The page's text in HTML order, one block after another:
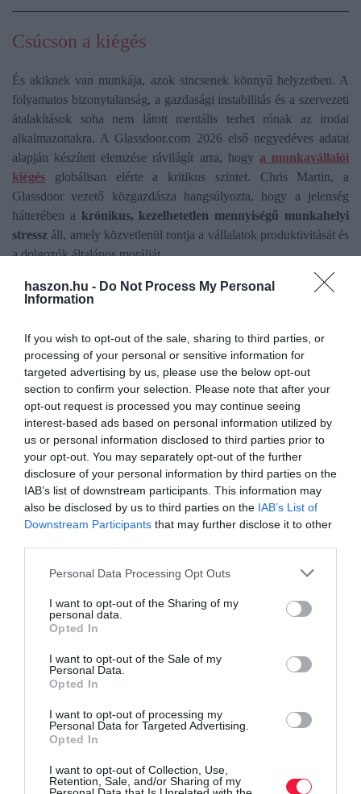
haszon.hu - Do Not Process My Personal
Information
If you wish to opt-out of the sale, sharing to third parties, or
processing of your personal or sensitive information for
targeted advertising by us, please use the below opt-out
section to confirm your selection. Please note that after your
opt-out request is processed you may continue seeing
interest-based ads based on personal information utilized by
us or personal information disclosed to third parties prior to
your opt-out. You may separately opt-out of the further
disclosure of your personal information by third parties on the
IAB’s list of downstream participants. This information may
also be disclosed by us to third parties on the IAB’s List of
Downstream Participants that may further disclose it to other
Please note that this website/app uses one or more Google
not limited to your visit or usage behaviour. You may click to
grant or deny consent to Google and its third-party tags to
use your data for below specified purposes in below Google
consent section.
Personal Data Processing Opt Outs
I want to opt-out of the Sharing of my
personal data.
Opted In
I want to opt-out of the Sale of my
Personal Data.
Opted In
I want to opt-out of processing my
Personal Data for Targeted Advertising.
Opted In
I want to opt-out of Collection, Use,
Retention, Sale, and/or Sharing of my
Csúcson a kiégés
És akiknek van munkája, azok sincsenek könnyű helyzetben. A
folyamatos bizonytalanság, a gazdasági instabilitás és a szervezeti
átalakítások soha nem látott mentális terhet rónak az irodai
alkalmazottakra. A Glassdoor.com 2026 első negyedéves adatai
alapján készített elemzése rávilágít arra, hogy a munkavállalói
kiégés globálisan elérte a kritikus szintet. Chris Martin, a
Glassdoor vezető közgazdásza hangsúlyozta, hogy a jelenség
hátterében a krónikus, kezelhetetlen mennyiségű munkahelyi
stressz áll, amely közvetlenül rontja a vállalatok produktivitását és
a dolgozók általános morálját.
A felmérésből származó számszerű adatok hűen tükrözik a helyzet
képest. Ha a járvány előtti bázisidőszakot vesszük alapul, a
dolgozók 2026 első negyedévében már 2,5-szer gyakrabban
panaszkodtak kimerültségre a véleményekben, mint a pandémiát
megelőzően. A feszült légkör a jövőképben is megmutatkozik: a
megkérdezettek mindössze 43,8 százalékalátja pozitívan a cége
következő hathónaposüzleti kilátásait.
Olvasd el ezt is!
nagy különbségek vannak
Már pénzzel csábítják vissza a dolgozókat a cégek
az irodába
Korrekt elválás: így közöld, ha felmondanál a
munkahelyeden
munka karrier networking kapcsolatok